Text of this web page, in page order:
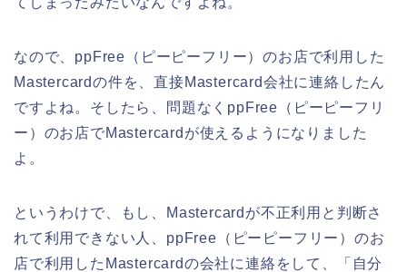
なので、ppFree（ピーピーフリー）のお店で利用した
Mastercardの件を、直接Mastercard会社に連絡したん
ですよね。そしたら、問題なくppFree（ピーピーフリ
ー）のお店でMastercardが使えるようになりました
よ。
というわけで、もし、Mastercardが不正利用と判断さ
れて利用できない人、ppFree（ピーピーフリー）のお
店で利用したMastercardの会社に連絡をして、「自分